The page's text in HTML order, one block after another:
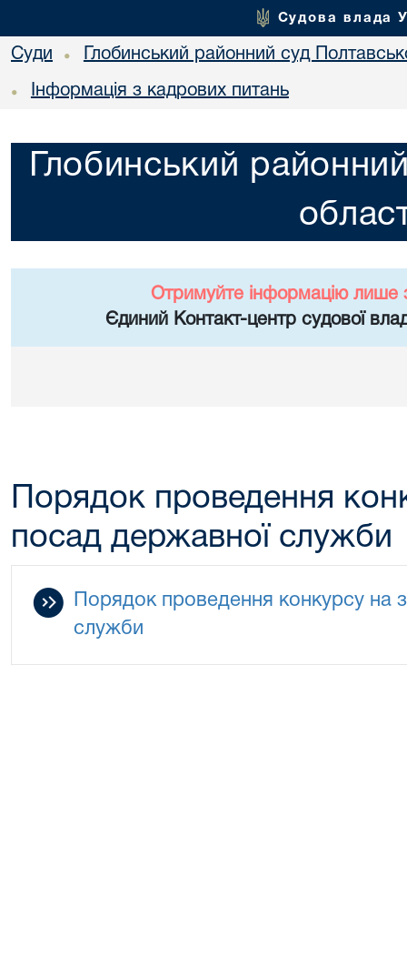
Судова влада
Суди • Глобинський районний суд
• Інформація з кадрових питань
Глобинський
Отримуйте інформацію лише
Єдиний Контакт-центр судової
Порядок проведення
посад державної служби
Порядок проведення конкурсу на
служби